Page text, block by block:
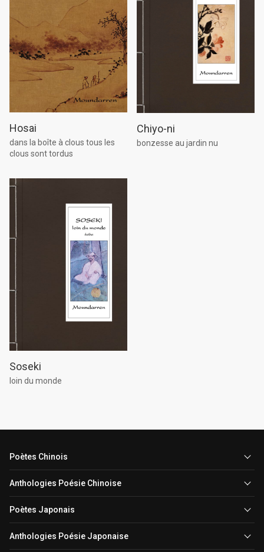
Hosai
dans la boîte à clous tous les
clous sont tordus
Chiyo-ni
bonzesse au jardin nu
Soseki
loin du monde
Poètes Chinois
Anthologies Poésie Chinoise
Poètes Japonais
Anthologies Poésie Japonaise